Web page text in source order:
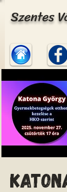
Szentes